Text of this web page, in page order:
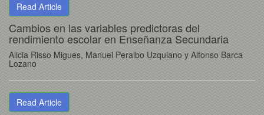
Read Article
Cambios en las variables predictoras del
rendimiento escolar en Enseñanza Secundaria
Alicia Risso Migues, Manuel Peralbo Uzquiano y Alfonso Barca
Lozano
Read Article